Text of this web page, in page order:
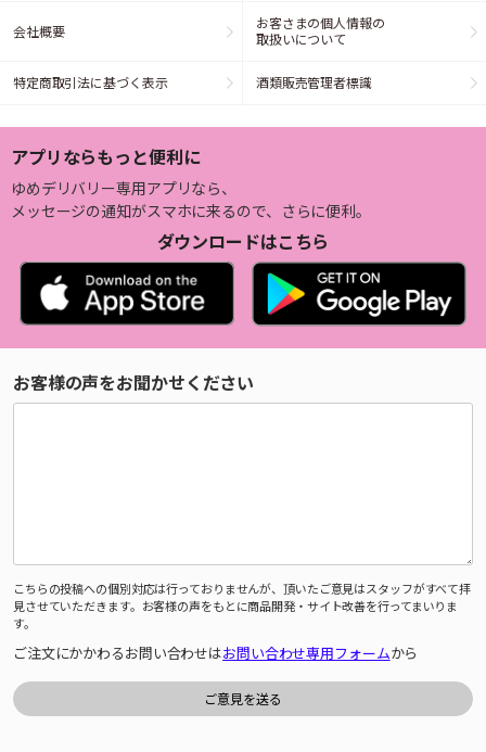
会社概要
お客さまの個人情報の
取扱いについて
特定商取引法に基づく表示 酒類販売管理者標識
アプリならもっと便利に
ゆめデリバリー専用アプリなら、
メッセージの通知がスマホに来るので、さらに便利。
ダウンロードはこちら
お客様の声をお聞かせください
こちらの投稿への個別対応は行っておりませんが、頂いたご意見はスタッフがすべて拝
見させていただきます。お客様の声をもとに商品開発・サイト改善を行ってまいりま
す。
ご注文にかかわるお問い合わせはお問い合わせ専用フォームから